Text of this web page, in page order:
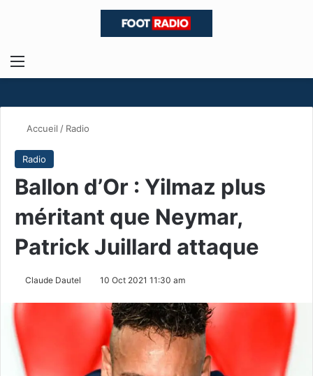
Menu
Accueil / Radio
Radio
Ballon d’Or : Yilmaz plus
méritant que Neymar,
Patrick Juillard attaque
Claude Dautel 10 Oct 2021 11:30 am